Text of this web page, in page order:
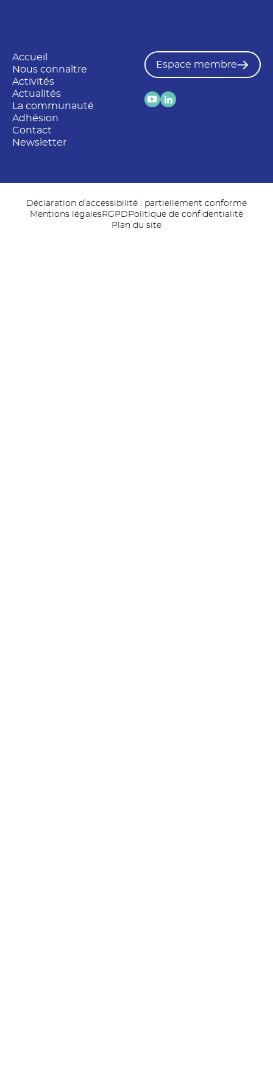
Accueil
Nous connaître
Activités
Actualités
La communauté
Adhésion
Contact
Newsletter
Espace membre
Déclaration d’accessibilité : partiellement conforme
Mentions légalesRGPD Politique de confidentialité
Plan du site